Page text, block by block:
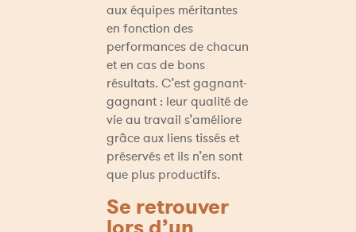
aux équipes méritantes
en fonction des
performances de chacun
et en cas de bons
résultats. C’est gagnant-
gagnant : leur qualité de
vie au travail s’améliore
grâce aux liens tissés et
préservés et ils n’en sont
que plus productifs.
Se retrouver